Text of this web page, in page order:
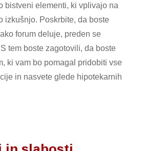
bistveni elementi, ki vplivajo na
izkušnjo. Poskrbite, da boste
forum deluje, preden se
tem boste zagotovili, da boste
ki vam bo pomagal pridobiti vse
in nasvete glede hipotekarnih